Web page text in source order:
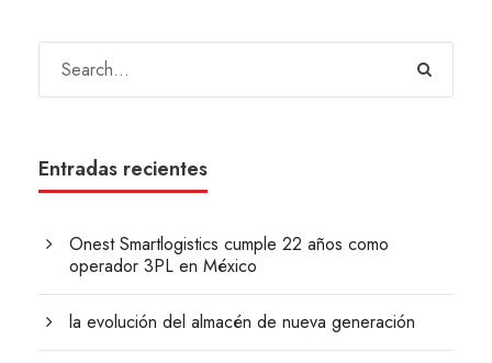
Entradas recientes
Onest Smartlogistics cumple 22 años como
operador 3PL en México
la evolución del almacén de nueva generación